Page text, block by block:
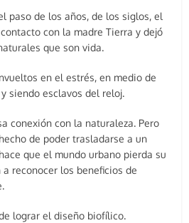
paso de los años, de los siglos, el
con la madre Tierra y dejó
que son vida.
en el estrés, en medio de
siendo esclavos del reloj.
conexión con la naturaleza. Pero
de poder trasladarse a un
que el mundo urbano pierda su
a reconocer los beneficios de
lograr el diseño biofílico.